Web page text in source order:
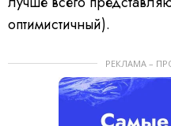
оптимистичный).
РЕКЛАМА –